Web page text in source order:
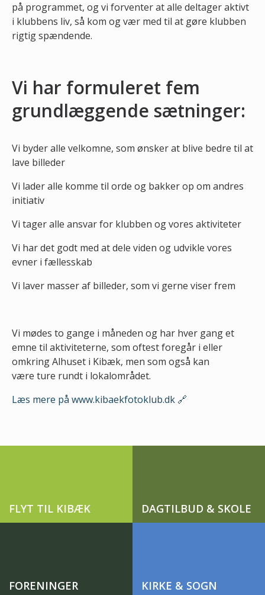
på programmet, og vi forventer at alle deltager aktivt
i klubbens liv, så kom og vær med til at gøre klubben
rigtig spændende.
Vi har formuleret fem
grundlæggende sætninger:
Vi byder alle velkomne, som ønsker at blive bedre til at
lave billeder
Vi lader alle komme til orde og bakker op om andres
initiativ
Vi tager alle ansvar for klubben og vores aktiviteter
Vi har det godt med at dele viden og udvikle vores
evner i fællesskab
Vi laver masser af billeder, som vi gerne viser frem
Vi mødes to gange i måneden og har hver gang et
emne til aktiviteterne, som oftest foregår i eller
omkring Alhuset i Kibæk, men som også kan
være ture rundt i lokalområdet.
Læs mere på www.kibaekfotoklub.dk
FLYT TIL KIBÆK DAGTILBUD & SKOLE
FORENINGER KIRKE & SOGN